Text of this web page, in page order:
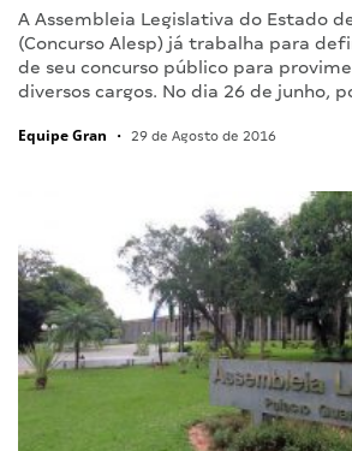
A Assembleia Legislativa do Estado
(Concurso Alesp) já trabalha para
de seu concurso público para
diversos cargos. No dia 26 de junho,
Equipe Gran • 29 de Agosto de 2016